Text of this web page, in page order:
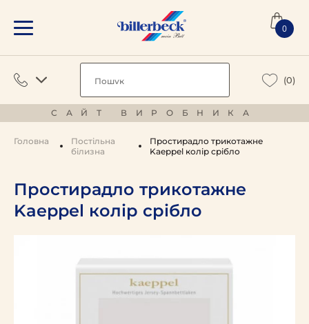
0
(0)
САЙТ ВИРОБНИКА
Головна
Постільна
білизна
Простирадло трикотажне
Kaeppel колір срібло
Простирадло трикотажне
Kaeppel колір срібло